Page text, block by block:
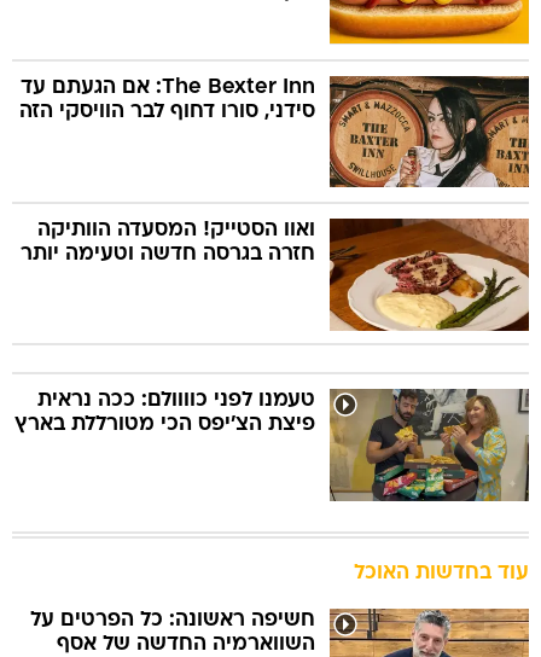
The Bexter Inn: אם הגעתם עד
סידני, סורו דחוף לבר הוויסקי הזה
ואוו הסטייק! המסעדה הוותיקה
חזרה בגרסה חדשה וטעימה יותר
טעמנו לפני כוווולם: ככה נראית
פיצת הצ'יפס הכי מטורללת בארץ
עוד בחדשות האוכל
חשיפה ראשונה: כל הפרטים על
השווארמיה החדשה של אסף